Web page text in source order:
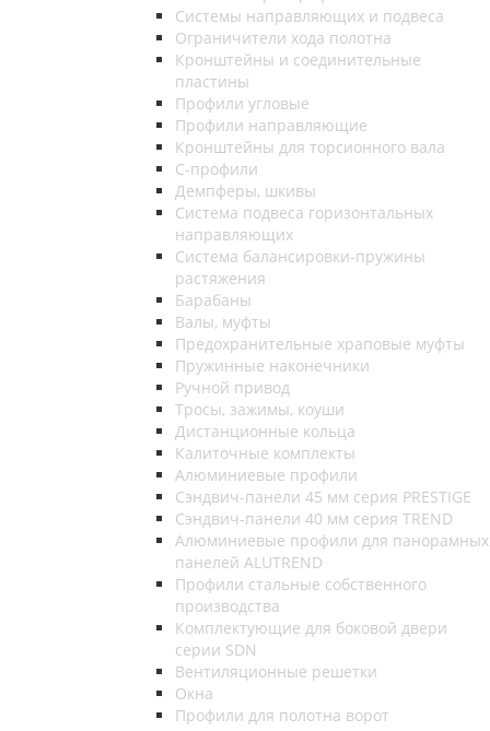
Системы направляющих и подвеса
Ограничители хода полотна
Кронштейны и соединительные
пластины
Профили угловые
Профили направляющие
Кронштейны для торсионного вала
С-профили
Демпферы, шкивы
Система подвеса горизонтальных
направляющих
Система балансировки-пружины
растяжения
Барабаны
Валы, муфты
Предохранительные храповые муфты
Пружинные наконечники
Ручной привод
Тросы, зажимы, коуши
Дистанционные кольца
Калиточные комплекты
Алюминиевые профили
Сэндвич-панели 45 мм серия PRESTIGE
Сэндвич-панели 40 мм серия TREND
Алюминиевые профили для панорамных
панелей ALUTREND
Профили стальные собственного
производства
Комплектующие для боковой двери
серии SDN
Вентиляционные решетки
Окна
Профили для полотна ворот